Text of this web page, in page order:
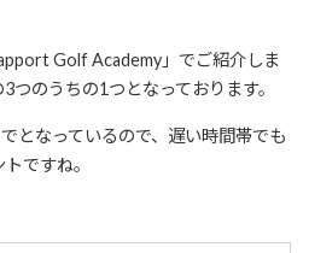
Golf Academy」でご紹介しま
つのうちの1つとなっております。
となっているので、遅い時間帯でも
ですね。